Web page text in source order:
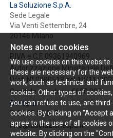
La Soluzione S.p.A.
Sede Legale
Via Venti Settembre, 24
20146 Milano
P.IVA e C.F. 09361940969
Autorizzazione Ministeriale
Prot. N° 0000518 del 18/11/
Capitale sociale i.v. €600.000
Contatti
T.02 25.32.067
info@lasoluzionespa.it
Notes about cookies
We use cookies on this
these are necessary for the
work, such as technical and
cookies. Other types of
you can refuse to use, are
cookies. By clicking on "Accept
agree to the use of all cookies
website. By clicking on the